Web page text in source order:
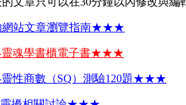
站文章瀏覽指南★★★
魂學書櫃電子書★★★
性商數（SQ）測驗120題★★★